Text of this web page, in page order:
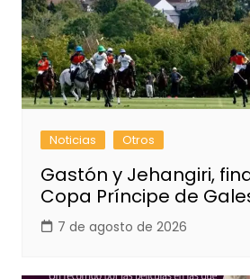
Noticias Otros
Gastón y Jehangiri,
Copa Príncipe de
7 de agosto de 2026